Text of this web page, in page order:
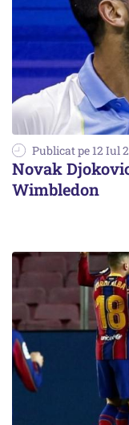
Publicat pe 12 Iul
Novak
Wimbledon